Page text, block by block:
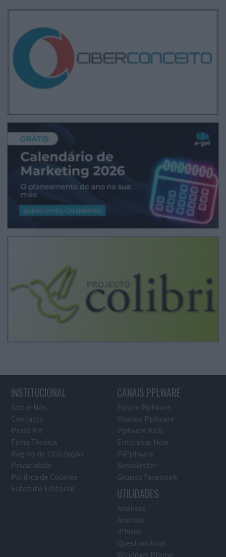
INSTITUCIONAL
Sobre Nós
Contacto
Press Kit
Ficha Técnica
Regras de Utilização
Privacidade
Política de Cookies
Estatuto Editorial
CANAIS PPLWARE
Fórum Pplware
Usados Pplware
Pplware Kids
Empresas Hoje
PiPplware
Newsletter
Grupos Facebook
UTILIDADES
Análises
Android
iPhone
Questionários
Windows Phone